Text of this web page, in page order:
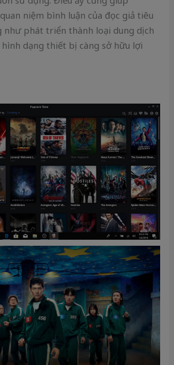
niệm bình luận của đọc giả tiêu
như phát triển thành loại dung dịch
dạng thiết bị càng sở hữu lợi